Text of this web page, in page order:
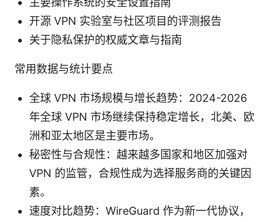
开源 VPN 实验室与社区项目的评测报告
关于隐私保护的权威文章与指南
常用数据与统计要点
全球 VPN 市场规模与增长趋势：2024-2026
年全球 VPN 市场继续保持稳定增长，北美、欧
洲和亚太地区是主要市场。
秘密性与合规性：越来越多国家和地区加强对
VPN 的监管，合规性成为选择服务商的关键因
素。
速度对比趋势：WireGuard 作为新一代协议，